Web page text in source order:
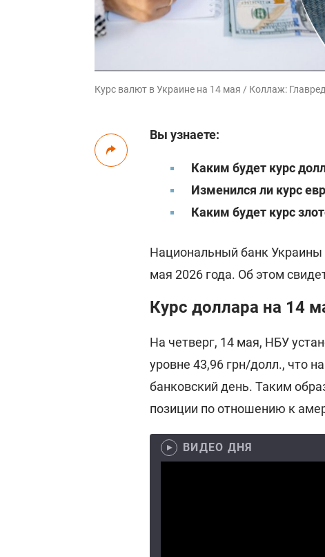
Курс валют в Украине на 14 мая / Коллаж:
Вы узнаете:
Каким будет курс
Изменился ли курс
Каким будет курс
Национальный банк
мая 2026 года. Об этом
Курс доллара на 14
На четверг, 14 мая, НБУ
уровне 43,96 грн/долл., что
банковский день. Таким
позиции по отношению к
ВИДЕО ДНЯ